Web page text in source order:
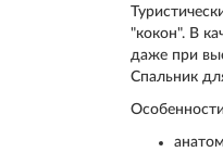
"кокон". В
даже при
Спальник